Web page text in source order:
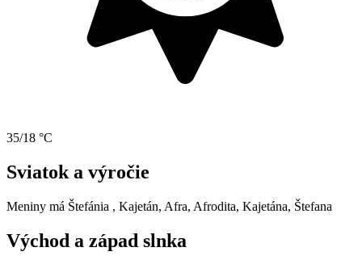
35/18 °C
Sviatok a výročie
Meniny má Štefánia , Kajetán, Afra, Afrodita, Kajetána, Štefana
Východ a západ slnka